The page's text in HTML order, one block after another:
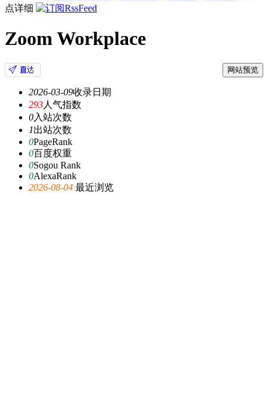
点详细
Zoom Workplace
网站预览
2026-03-09收录日期
293人气指数
0入站次数
1出站次数
0PageRank
0百度权重
0Sogou Rank
0AlexaRank
2026-08-04 最近浏览